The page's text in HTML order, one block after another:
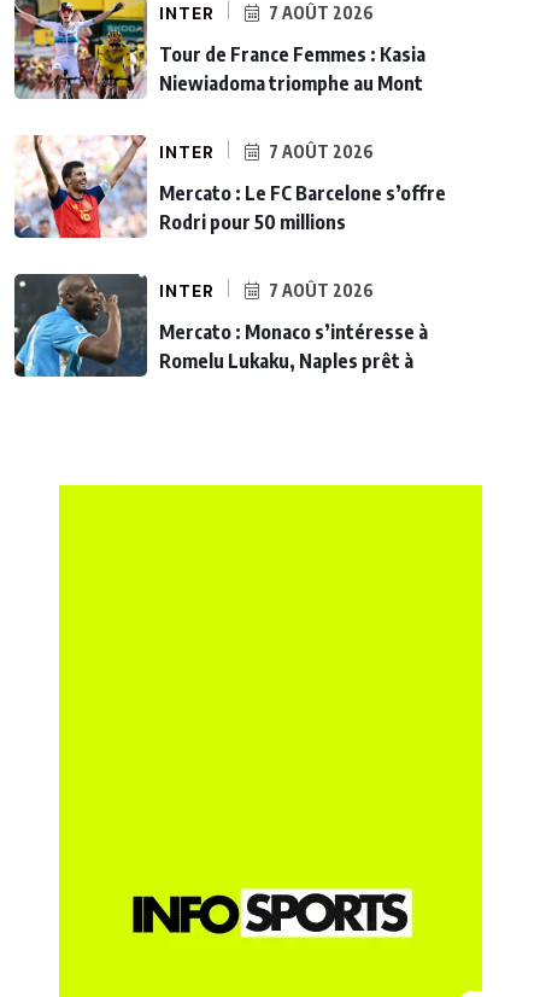
INTER 7 AOÛT 2026
Tour de France Femmes : Kasia
Niewiadoma triomphe au Mont
INTER 7 AOÛT 2026
Mercato : Le FC Barcelone s’offre
Rodri pour 50 millions
INTER 7 AOÛT 2026
Mercato : Monaco s’intéresse à
Romelu Lukaku, Naples prêt à